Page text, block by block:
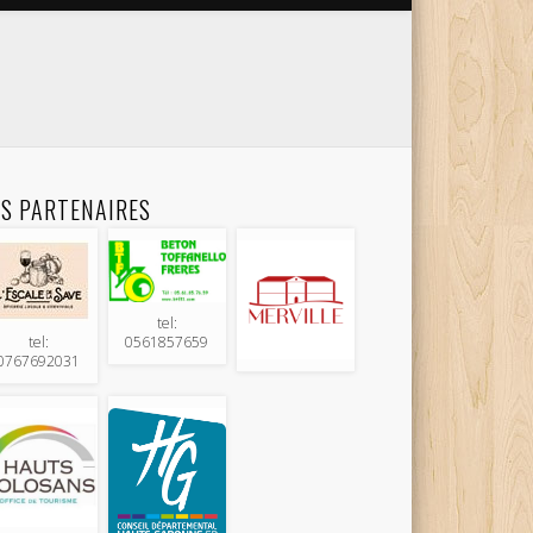
PARTENAIRES
tel:
tel:
0561857659